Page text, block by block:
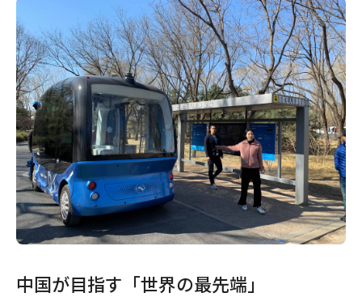
中国が目指す「世界の最先端」